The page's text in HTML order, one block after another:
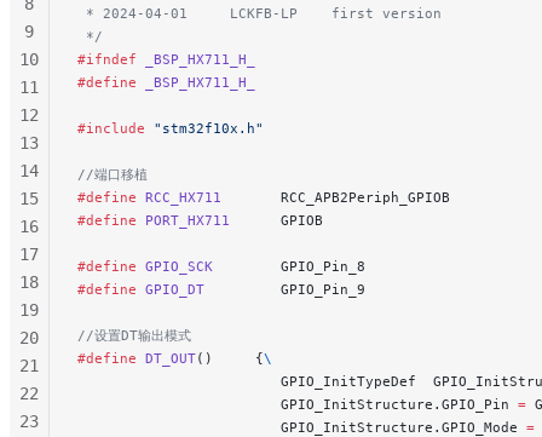
115
116
117
118
119
120
121
122
123
124
125
* 2024-04-01     LCKFB-LP    first version
*/
#ifndef _BSP_HX711_H_
#define _BSP_HX711_H_
#include "stm32f10x.h"
//端口移植
#define RCC_HX711
       RCC_APB2Periph_GPIOB
#define PORT_HX711
      GPIOB
#define GPIO_SCK
        GPIO_Pin_8
#define GPIO_DT
         GPIO_Pin_9
//设置DT输出模式
#define DT_OUT()     {\
GPIO_InitTypeDef
                        GPIO_InitStructure.GPIO_Pin
=
                        GPIO_InitStructure.GPIO_Mode
=
9
10
11
12
13
14
15
16
17
18
19
20
21
22
23